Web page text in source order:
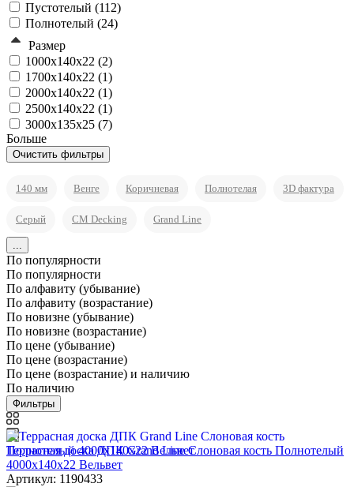
Пустотелый (112)
Полнотелый (24)
Размер
1000x140x22 (2)
1700x140x22 (1)
2000x140x22 (1)
2500x140x22 (1)
3000x135x25 (7)
Больше
140 мм Венге Коричневая Полнотелая 3D фактура
Серый CM Decking Grand Line
...
По популярности
По популярности
По алфавиту (убывание)
По алфавиту (возрастание)
По новизне (убывание)
По новизне (возрастание)
По цене (убывание)
По цене (возрастание)
По цене (возрастание) и наличию
По наличию
Фильтры
Террасная доска ДПК Grand Line Слоновая кость Полнотелый
4000x140x22 Вельвет
Артикул: 1190433